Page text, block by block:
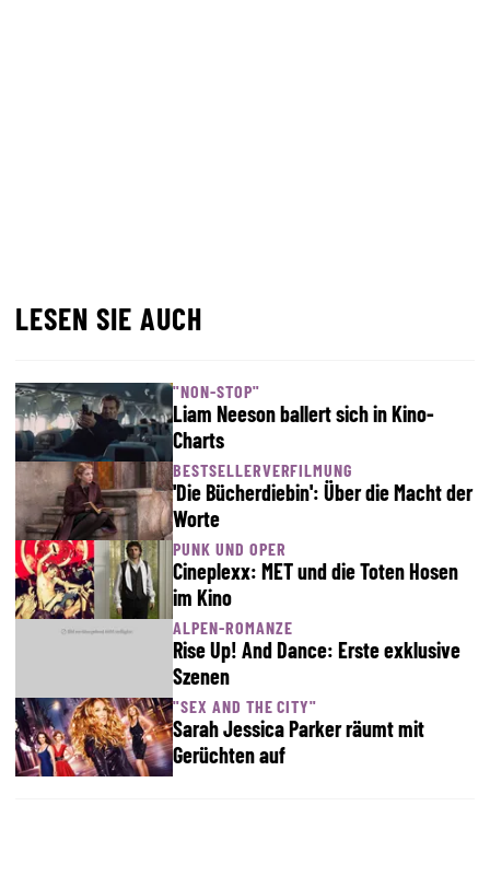
LESEN SIE AUCH
"NON-STOP"
Liam Neeson ballert sich in Kino-
Charts
BESTSELLERVERFILMUNG
'Die Bücherdiebin': Über die Macht der
Worte
PUNK UND OPER
Cineplexx: MET und die Toten Hosen
im Kino
ALPEN-ROMANZE
Rise Up! And Dance: Erste exklusive
Szenen
"SEX AND THE CITY"
Sarah Jessica Parker räumt mit
Gerüchten auf